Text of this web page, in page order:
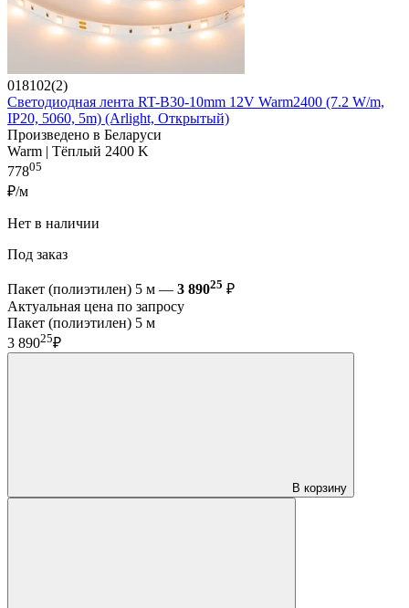
018102(2)
Светодиодная лента RT-B30-10mm 12V Warm2400 (7.2 W/m,
IP20, 5060, 5m) (Arlight, Открытый)
Произведено в Беларуси
Warm | Тёплый 2400 K
77805
₽/м
Нет в наличии
Под заказ
Пакет (полиэтилен) 5 м — 3 89025 ₽
Актуальная цена по запросу
Пакет (полиэтилен) 5 м
3 89025₽
В корзину